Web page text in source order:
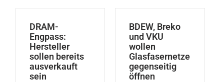
DRAM-
Engpass:
Hersteller
sollen bereits
ausverkauft
sein
BDEW, Breko
und VKU
wollen
Glasfasernetze
gegenseitig
öffnen